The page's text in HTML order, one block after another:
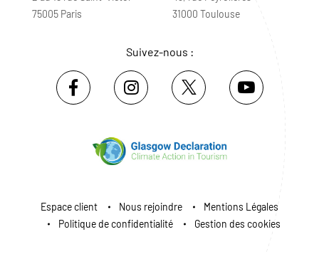
75005 Paris
31000 Toulouse
Suivez-nous :
Espace client Nous rejoindre
Mentions Légales
Politique de confidentialité
Gestion des cookies